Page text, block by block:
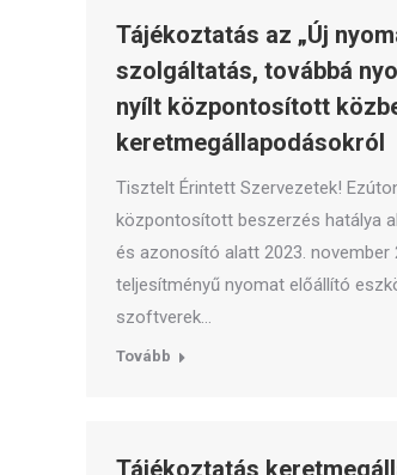
Tájékoztatás az „Új
szolgáltatás, továbbá
nyílt központosított
keretmegállapodásokról
Tisztelt Érintett Szervezetek!
központosított beszerzés hatálya
és azonosító alatt 2023. november
teljesítményű nyomat előállító
szoftverek…
Tovább
Tájékoztatás